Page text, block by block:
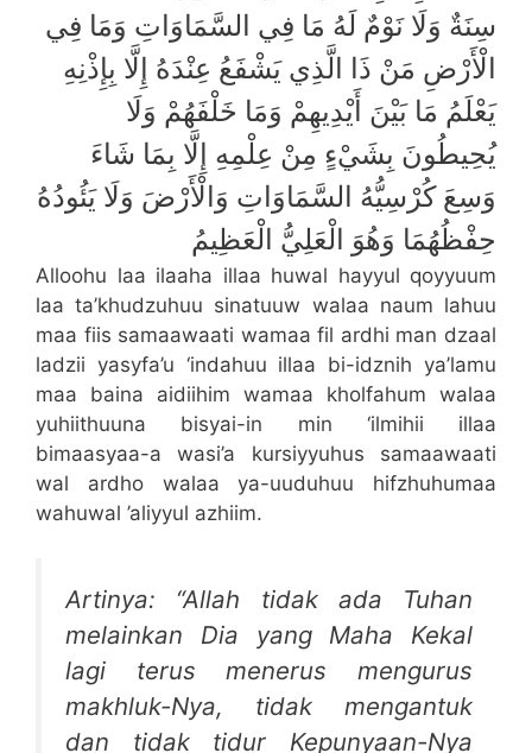
سِنَةٌ وَلَا نَوْمٌ لَهُ مَا فِي السَّمَاوَاتِ وَمَا فِي
الْأَرْضِ مَنْ ذَا الَّذِي يَشْفَعُ عِنْدَهُ إِلَّا بِإِذْنِهِ
يَعْلَمُ مَا بَيْنَ أَيْدِيهِمْ وَمَا خَلْفَهُمْ وَلَا
يُحِيطُونَ بِشَيْءٍ مِنْ عِلْمِهِ إِلَّا بِمَا شَاءَ
وَسِعَ كُرْسِيُّهُ السَّمَاوَاتِ وَالْأَرْضَ وَلَا يَئُودُهُ
حِفْظُهُمَا وَهُوَ الْعَلِيُّ الْعَظِيمُ
Alloohu laa ilaaha illaa huwal hayyul qoyyuum
laa ta’khudzuhuu sinatuuw walaa naum lahuu
maa fiis samaawaati wamaa fil ardhi man dzaal
ladzii yasyfa’u ‘indahuu illaa bi-idznih ya’lamu
maa baina aidiihim wamaa kholfahum walaa
yuhiithuuna bisyai-in min ‘ilmihii illaa
bimaasyaa-a wasi’a kursiyyuhus samaawaati
wal ardho walaa ya-uuduhuu hifzhuhumaa
wahuwal ’aliyyul azhiim.
Artinya: “Allah tidak ada Tuhan
melainkan Dia yang Maha Kekal
lagi terus menerus mengurus
makhluk-Nya, tidak mengantuk
dan tidak tidur Kepunyaan-Nya